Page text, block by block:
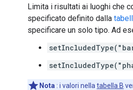
Limita i risultati ai luoghi che
specificato definito dalla
specificare un solo tipo. Ad
Nota : i valori nella tabella B